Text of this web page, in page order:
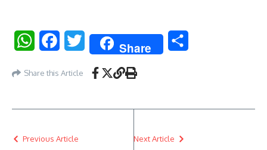
WhatsAppFacebookTwitter Share
Share this Article
Previous Article Next Article